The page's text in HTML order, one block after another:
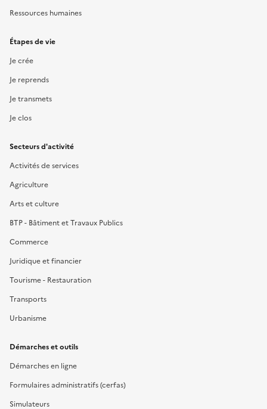
Ressources humaines
Étapes de vie
Je crée
Je reprends
Je transmets
Je clos
Secteurs d'activité
Activités de services
Agriculture
Arts et culture
BTP - Bâtiment et Travaux Publics
Commerce
Juridique et financier
Tourisme - Restauration
Transports
Urbanisme
Démarches et outils
Démarches en ligne
Formulaires administratifs (cerfas)
Simulateurs